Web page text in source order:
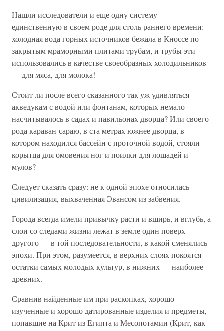
Нашли исследователи и еще одну систему —
единственную в своем роде для столь раннего времени:
холодная вода горных источников бежала в Кноссе по
закрытым мраморными плитами трубам, и трубы эти
использовались в качестве своеобразных холодильников
— для мяса, для молока!
Стоит ли после всего сказанного так уж удивляться
акведукам с водой или фонтанам, которых немало
насчитывалось в садах и павильонах дворца? Или своего
рода караван-сараю, в ста метрах южнее дворца, в
котором находился бассейн с проточной водой, стояли
корытца для омовения ног и поилки для лошадей и
мулов?
Следует сказать сразу: не к одной эпохе относилась
цивилизация, выхваченная Эвансом из забвения.
Города всегда имели привычку расти и вширь, и вглубь, а
слои со следами жизни лежат в земле один поверх
другого — в той последовательности, в какой сменялись
эпохи. При этом, разумеется, в верхних слоях покоятся
остатки самых молодых культур, в нижних — наиболее
древних.
Сравнив найденные им при раскопках, хорошо
изученные и хорошо датированные изделия и предметы,
попавшие на Крит из Египта и Месопотамии (Крит, как